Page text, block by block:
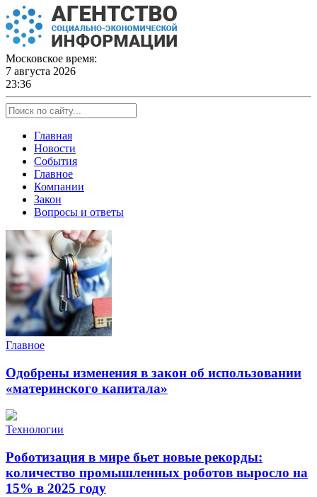
Skip
to
content
Московское время:
7 августа 2026
23:36
Главная
Новости
События
Главное
Компании
Закон
Вопросы и ответы
Главное
Одобрены изменения в закон об использовании
«материнского капитала»
Технологии
Роботизация в мире бьет новые рекорды:
количество промышленных роботов выросло на
15% в 2025 году